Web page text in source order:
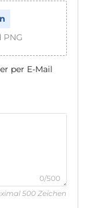
PNG
per E-Mail
0/500
500 Zeichen